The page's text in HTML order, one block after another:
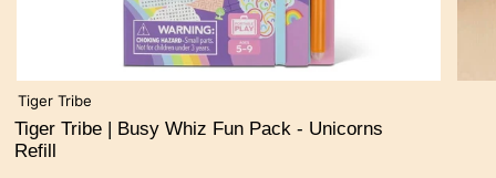
Tiger Tribe
Tiger Tribe | Busy Whiz Fun Pack - Unicorns
Refill